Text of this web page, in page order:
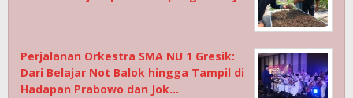
Perjalanan Orkestra SMA NU 1 Gresik:
Dari Belajar Not Balok hingga Tampil di
Hadapan Prabowo dan Jok…